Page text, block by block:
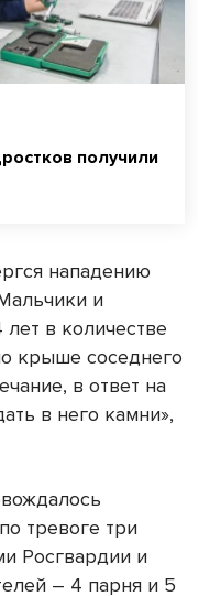
получили
нападению
и
лет в количестве
крыше соседнего
в ответ на
в него камни»,
тревоге три
Росгвардии и
– 4 парня и 5